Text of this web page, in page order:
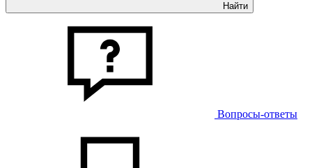
Найти
Вопросы-ответы